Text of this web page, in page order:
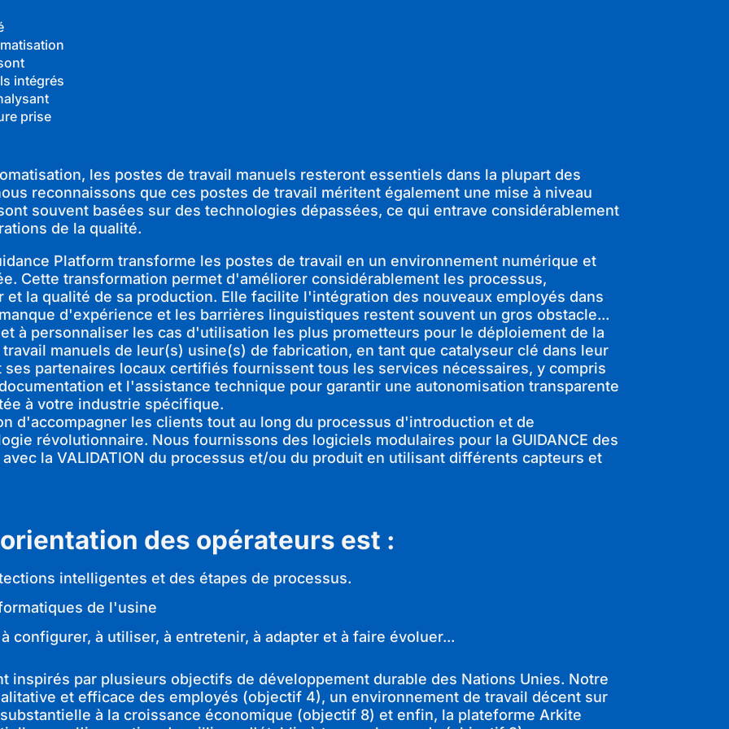
intégrés
prise
les postes de travail manuels resteront essentiels dans la plupart des
reconnaissons que ces postes de travail méritent également une mise à niveau
souvent basées sur des technologies dépassées, ce qui entrave considérablement
de la qualité.
Platform transforme les postes de travail en un environnement numérique et
Cette transformation permet d'améliorer considérablement les processus,
la qualité de sa production. Elle facilite l'intégration des nouveaux employés dans
d'expérience et les barrières linguistiques restent souvent un gros obstacle...
à personnaliser les cas d'utilisation les plus prometteurs pour le déploiement de la
manuels de leur(s) usine(s) de fabrication, en tant que catalyseur clé dans leur
partenaires locaux certifiés fournissent tous les services nécessaires, y compris
et l'assistance technique pour garantir une autonomisation transparente
à votre industrie spécifique.
d'accompagner les clients tout au long du processus d'introduction et de
révolutionnaire. Nous fournissons des logiciels modulaires pour la GUIDANCE des
la VALIDATION du processus et/ou du produit en utilisant différents capteurs et
des opérateurs est :
intelligentes et des étapes de processus.
de l'usine
configurer, à utiliser, à entretenir, à adapter et à faire évoluer...
inspirés par plusieurs objectifs de développement durable des Nations Unies. Notre
et efficace des employés (objectif 4), un environnement de travail décent sur
à la croissance économique (objectif 8) et enfin, la plateforme Arkite